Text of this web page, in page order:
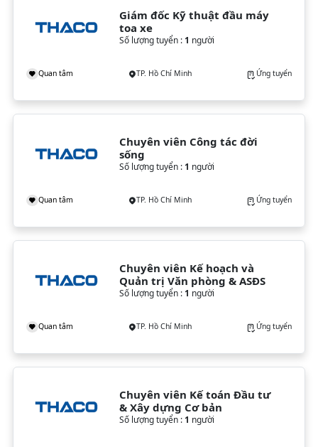
Giám đốc Kỹ thuật đầu máy
toa xe
Số lượng tuyển : 1 người
Quan tâm TP. Hồ Chí Minh Ứng tuyển
Chuyên viên Công tác đời
sống
Số lượng tuyển : 1 người
Quan tâm TP. Hồ Chí Minh Ứng tuyển
Chuyên viên Kế hoạch và
Quản trị Văn phòng & ASĐS
Số lượng tuyển : 1 người
Quan tâm TP. Hồ Chí Minh Ứng tuyển
Chuyên viên Kế toán Đầu tư
& Xây dựng Cơ bản
Số lượng tuyển : 1 người